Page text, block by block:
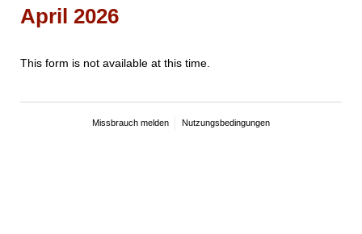
April 2026
This form is not available at this time.
Missbrauch melden Nutzungsbedingungen